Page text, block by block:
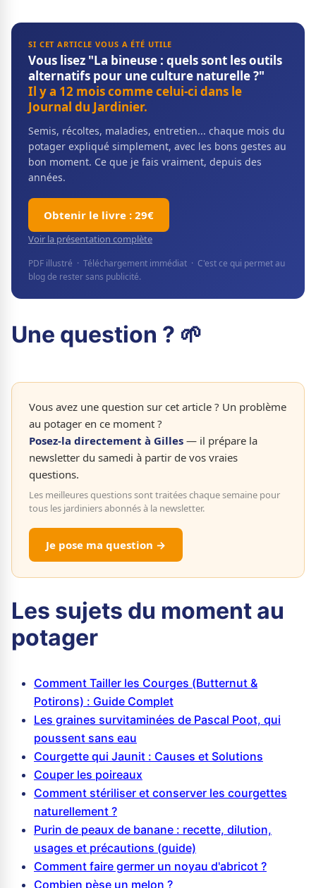
SI CET ARTICLE VOUS A ÉTÉ UTILE
Vous lisez "La bineuse : quels sont les outils
alternatifs pour une culture naturelle ?"
Il y a 12 mois comme celui-ci dans le
Journal du Jardinier.
Semis, récoltes, maladies, entretien... chaque mois du
potager expliqué simplement, avec les bons gestes au
bon moment. Ce que je fais vraiment, depuis des
années.
Obtenir le livre : 29€
Voir la présentation complète
PDF illustré · Téléchargement immédiat · C'est ce qui permet au
blog de rester sans publicité.
Une question ? 🌱
Vous avez une question sur cet article ? Un problème
au potager en ce moment ?
Posez-la directement à Gilles — il prépare la
newsletter du samedi à partir de vos vraies
questions.
Les meilleures questions sont traitées chaque semaine pour
tous les jardiniers abonnés à la newsletter.
Je pose ma question →
Les sujets du moment au
potager
Comment Tailler les Courges (Butternut &
Potirons) : Guide Complet
Les graines survitaminées de Pascal Poot, qui
poussent sans eau
Courgette qui Jaunit : Causes et Solutions
Couper les poireaux
Comment stériliser et conserver les courgettes
naturellement ?
Purin de peaux de banane : recette, dilution,
usages et précautions (guide)
Comment faire germer un noyau d'abricot ?
Combien pèse un melon ?